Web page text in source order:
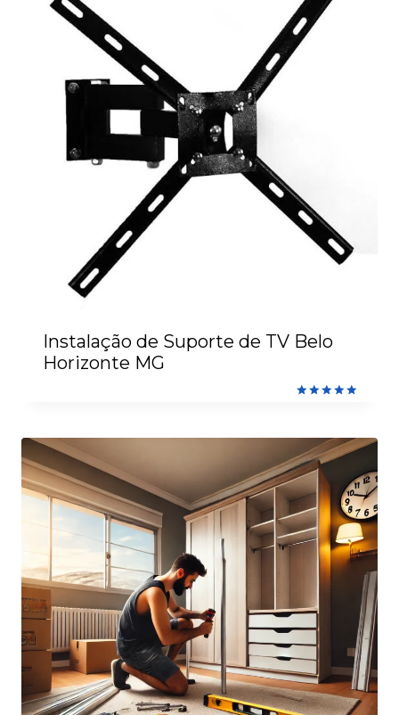
Instalação de Suporte de TV Belo
Horizonte MG